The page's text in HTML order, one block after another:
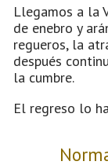
Llegamos a la
de enebro y
regueros, la
después
la cumbre.
El regreso lo